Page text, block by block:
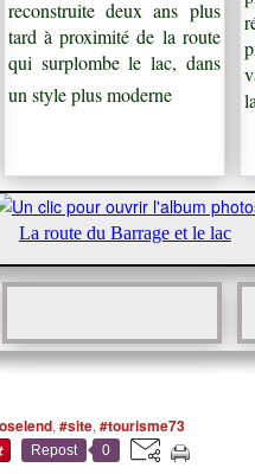
reconstruite deux ans plus
tard à proximité de la route
qui surplombe le lac, dans
un style plus moderne
La route du Barrage et le lac
, #site, #tourisme73
Repost 0